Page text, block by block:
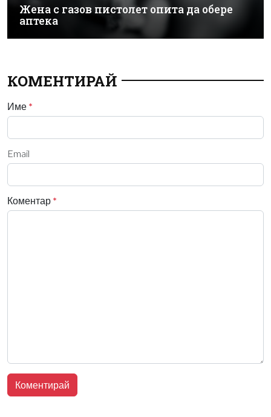
Жена с газов пистолет опита да обере
аптека
КОМЕНТИРАЙ
Име *
Email
Коментар *